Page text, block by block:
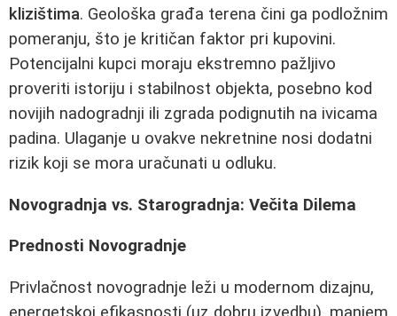
klizištima. Geološka građa terena čini ga podložnim
pomeranju, što je kritičan faktor pri kupovini.
Potencijalni kupci moraju ekstremno pažljivo
proveriti istoriju i stabilnost objekta, posebno kod
novijih nadogradnji ili zgrada podignutih na ivicama
padina. Ulaganje u ovakve nekretnine nosi dodatni
rizik koji se mora uračunati u odluku.
Novogradnja vs. Starogradnja: Večita Dilema
Prednosti Novogradnje
Privlačnost novogradnje leži u modernom dizajnu,